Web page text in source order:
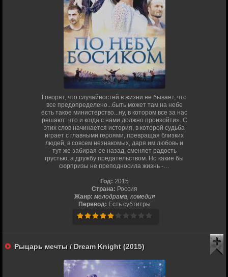
Говорят, что случайностей в жизни не бывает, что
все предопределено...быть может там на небе
есть такое министерство...ну, в котором все за нас
решают: что и когда с нами должно произойти». С
этих слов начинается история, в которой судьба
играет с главными героями, превращая близких
людей, в совсем незнакомых, даря им любовь и
тут же забирая ее назад, сменяет радость
грустью, а дружбу предательством. Но какие бы
сюрпризы не преподносила жизнь -…
Год: 2015
Страна: Россия
Жанр: мелодрама, комедия
Перевод: Есть субтитры
Рыцарь мечты / Dream Knight (2015)